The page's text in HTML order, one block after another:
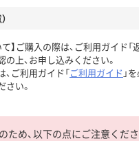
】ご購入の際は、ご利用ガイド「
の上、お申し込みください。
、ご利用ガイド「ご利用ガイド 」
さい。
ため、以下の点にご注意くださ